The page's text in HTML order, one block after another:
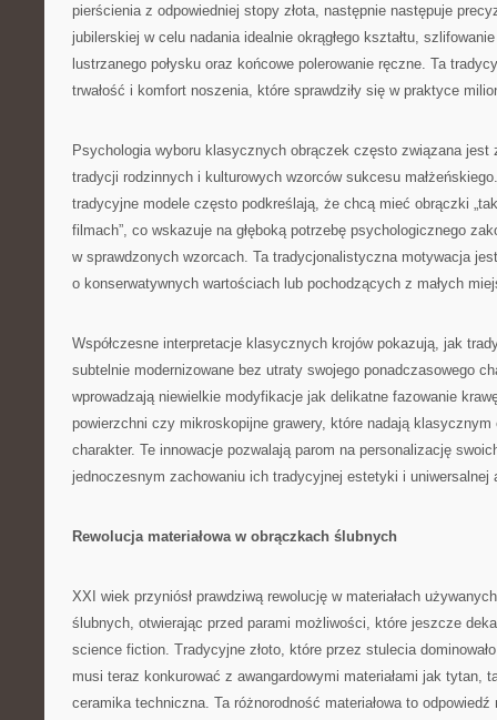
pierścienia z odpowiedniej stopy złota, następnie następuje
jubilerskiej w celu nadania idealnie okrągłego kształtu,
lustrzanego połysku oraz końcowe polerowanie ręczne. Ta
trwałość i komfort noszenia, które sprawdziły się w praktyce
Psychologia wyboru klasycznych obrączek często związana jest
tradycji rodzinnych i kulturowych wzorców sukcesu
tradycyjne modele często podkreślają, że chcą mieć obrączki
filmach”, co wskazuje na głęboką potrzebę psychologicznego
w sprawdzonych wzorcach. Ta tradycjonalistyczna motywacja
o konserwatywnych wartościach lub pochodzących z małych
Współczesne interpretacje klasycznych krojów pokazują, jak
subtelnie modernizowane bez utraty swojego ponadczasowego
wprowadzają niewielkie modyfikacje jak delikatne fazowanie
powierzchni czy mikroskopijne grawery, które nadają
charakter. Te innowacje pozwalają parom na personalizację
jednoczesnym zachowaniu ich tradycyjnej estetyki i uniwersalnej
Rewolucja materiałowa w obrączkach ślubnych
XXI wiek przyniósł prawdziwą rewolucję w materiałach
ślubnych, otwierając przed parami możliwości, które jeszcze
science fiction. Tradycyjne złoto, które przez stulecia
musi teraz konkurować z awangardowymi materiałami jak tytan,
ceramika techniczna. Ta różnorodność materiałowa to